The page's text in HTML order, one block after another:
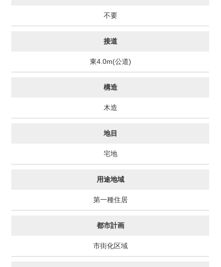
不要
接道
東4.0m(公道)
構造
木造
地目
宅地
用途地域
第一種住居
都市計画
市街化区域